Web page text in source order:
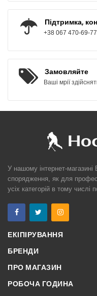
Підтримка,
+38 067 470-69-77
Замовляйте
Ваші мрії
У нашому інтернет-
спорядження, як для
усіх категорій в тому числі
ЕКІПІРУВАННЯ
БРЕНДИ
ПРО МАГАЗИН
РОБОЧА ГОДИНА